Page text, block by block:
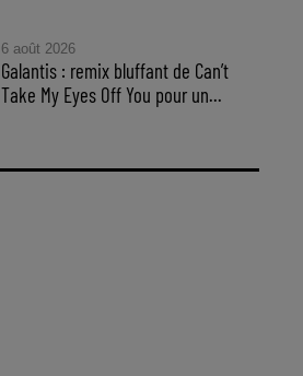
6 août 2026
Galantis : remix bluffant de Can’t
Take My Eyes Off You pour un...